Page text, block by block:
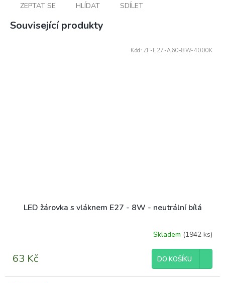
ZEPTAT SE HLÍDAT SDÍLET
Související produkty
LED žárovka s vláknem E27 - 8W - neutrální bílá
Skladem (1942 ks)
63 Kč DO KOŠÍKU
Kód: ZF-E27-A60-8W-4000K